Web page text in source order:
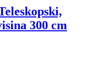
300 cm